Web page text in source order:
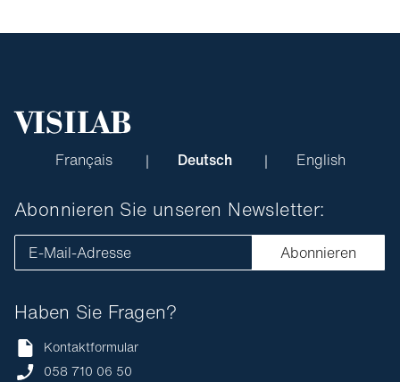
Français Deutsch English
Haben Sie Fragen?
Kontaktformular
058 710 06 50
Abonnieren Sie unseren Newsletter:
E-Mail-Adresse Abonnieren